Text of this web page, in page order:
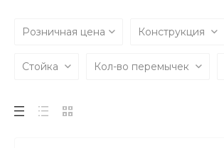
Розничная цена Конструкция
Стойка Кол-во перемычек